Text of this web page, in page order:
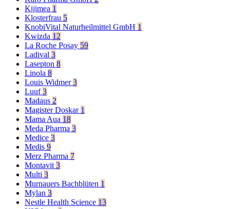
Kijimea 1
Klosterfrau 5
KnobiVital Naturheilmittel GmbH 1
Kwizda 12
La Roche Posay 59
Ladival 3
Lasepton 8
Linola 8
Louis Widmer3
Luuf3
Madaus 2
Magister Doskar 1
Mama Aua 18
Meda Pharma 3
Medice 3
Medis 9
Merz Pharma 7
Montavit 3
Multi 3
Murnauers Bachblüten 1
Mylan 3
Nestle Health Science 13